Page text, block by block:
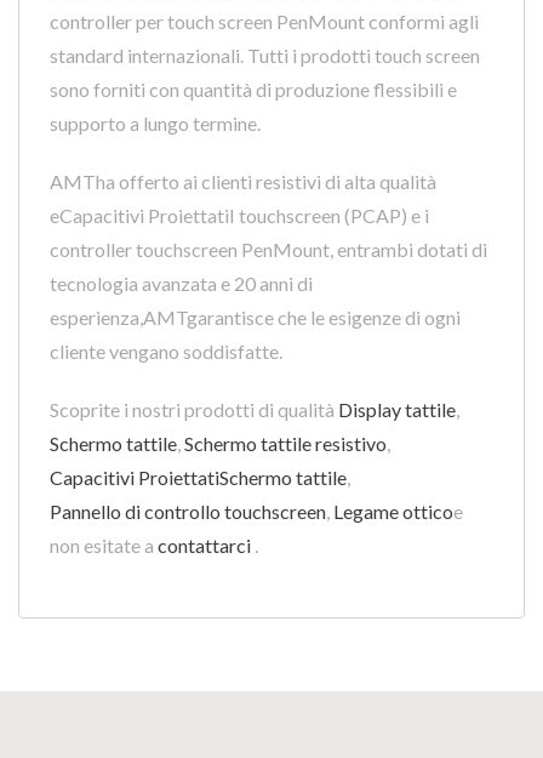
controller per touch screen PenMount conformi agli
standard internazionali. Tutti i prodotti touch screen
sono forniti con quantità di produzione flessibili e
supporto a lungo termine.
AMTha offerto ai clienti resistivi di alta qualità
eCapacitivi ProiettatiI touchscreen (PCAP) e i
controller touchscreen PenMount, entrambi dotati di
tecnologia avanzata e 20 anni di
esperienza,AMTgarantisce che le esigenze di ogni
cliente vengano soddisfatte.
Scoprite i nostri prodotti di qualità Display tattile
Schermo tattile Schermo tattile resistivo
Capacitivi ProiettatiSchermo tattile
Pannello di controllo touchscreen Legame otticoe
non esitate a contattarci